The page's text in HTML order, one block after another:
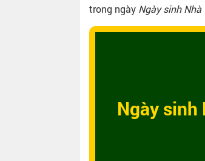
trong ngày Ngày sinh
Ngày sinh